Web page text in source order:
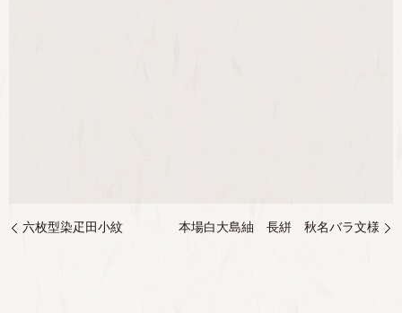
六枚型染疋田小紋 本場白大島紬 長絣 秋名バラ文様